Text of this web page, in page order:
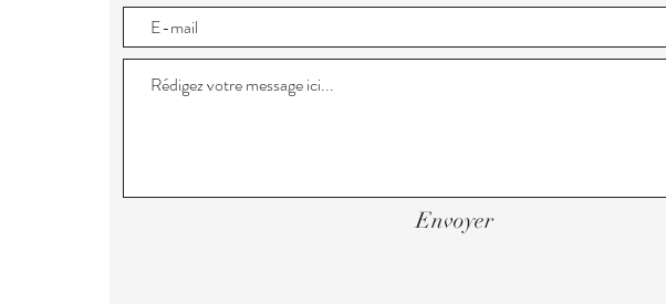
Envoyer